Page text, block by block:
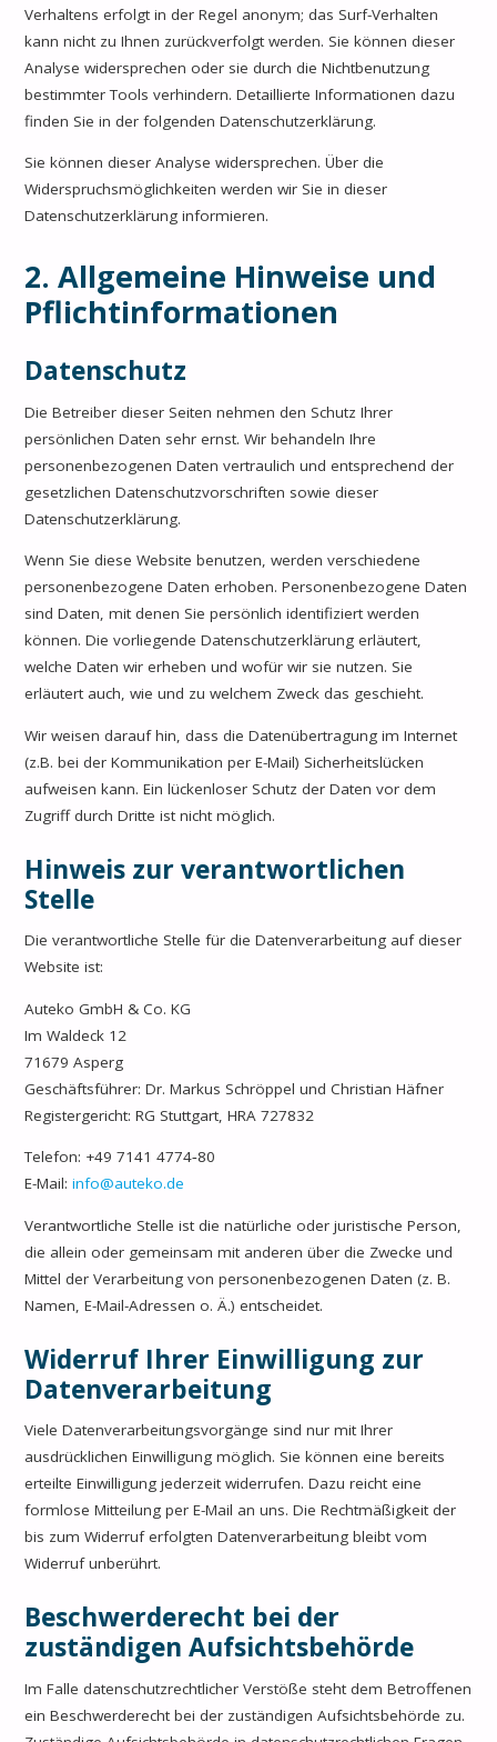
Verhaltens erfolgt in der Regel anonym; das Surf-Verhalten
kann nicht zu Ihnen zurückverfolgt werden. Sie können dieser
Analyse widersprechen oder sie durch die Nichtbenutzung
bestimmter Tools verhindern. Detaillierte Informationen dazu
finden Sie in der folgenden Datenschutzerklärung.
Sie können dieser Analyse widersprechen. Über die
Widerspruchsmöglichkeiten werden wir Sie in dieser
Datenschutzerklärung informieren.
2. Allgemeine Hinweise und
Pflichtinformationen
Datenschutz
Die Betreiber dieser Seiten nehmen den Schutz Ihrer
persönlichen Daten sehr ernst. Wir behandeln Ihre
personenbezogenen Daten vertraulich und entsprechend der
gesetzlichen Datenschutzvorschriften sowie dieser
Datenschutzerklärung.
Wenn Sie diese Website benutzen, werden verschiedene
personenbezogene Daten erhoben. Personenbezogene Daten
sind Daten, mit denen Sie persönlich identifiziert werden
können. Die vorliegende Datenschutzerklärung erläutert,
welche Daten wir erheben und wofür wir sie nutzen. Sie
erläutert auch, wie und zu welchem Zweck das geschieht.
Wir weisen darauf hin, dass die Datenübertragung im Internet
(z.B. bei der Kommunikation per E-Mail) Sicherheitslücken
aufweisen kann. Ein lückenloser Schutz der Daten vor dem
Zugriff durch Dritte ist nicht möglich.
Hinweis zur verantwortlichen
Stelle
Die verantwortliche Stelle für die Datenverarbeitung auf dieser
Website ist:
Auteko GmbH & Co. KG
Im Waldeck 12
71679 Asperg
Geschäftsführer: Dr. Markus Schröppel und Christian Häfner
Registergericht: RG Stuttgart, HRA 727832
Telefon: +49 7141 4774‑80
E-Mail: info@auteko.de
Verantwortliche Stelle ist die natürliche oder juristische Person,
die allein oder gemeinsam mit anderen über die Zwecke und
Mittel der Verarbeitung von personenbezogenen Daten (z. B.
Namen, E-Mail-Adressen o. Ä.) entscheidet.
Widerruf Ihrer Einwilligung zur
Datenverarbeitung
Viele Datenverarbeitungsvorgänge sind nur mit Ihrer
ausdrücklichen Einwilligung möglich. Sie können eine bereits
erteilte Einwilligung jederzeit widerrufen. Dazu reicht eine
formlose Mitteilung per E-Mail an uns. Die Rechtmäßigkeit der
bis zum Widerruf erfolgten Datenverarbeitung bleibt vom
Widerruf unberührt.
Beschwerderecht bei der
zuständigen Aufsichtsbehörde
Im Falle datenschutzrechtlicher Verstöße steht dem Betroffenen
ein Beschwerderecht bei der zuständigen Aufsichtsbehörde zu.